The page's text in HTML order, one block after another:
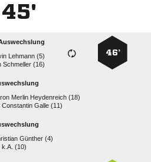
45'
46’
 
 
  
  
 
k.A. (10)